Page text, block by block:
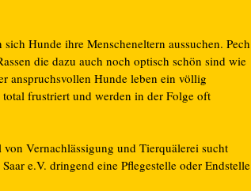
Hunde ihre Menscheneltern aussuchen. Pech
die dazu auch noch optisch schön sind wie
anspruchsvollen Hunde leben ein völlig
frustriert und werden in der Folge oft
Vernachlässigung und Tierquälerei sucht
e.V. dringend eine Pflegestelle oder Endstelle